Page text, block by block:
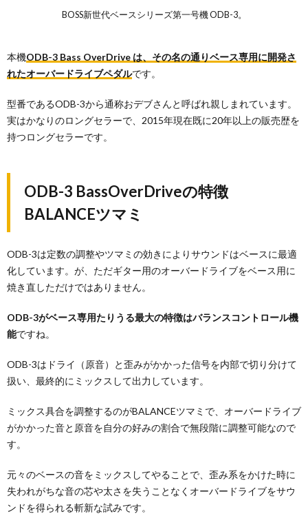
BOSS新世代ベースシリーズ第一号機 ODB-3。
本機ODB-3 Bass OverDrive は、その名の通りベース専用に開発さ
れたオーバードライブペダルです。
型番であるODB-3から通称おデブさんと呼ばれ親しまれています。
実はかなりのロングセラーで、2015年現在既に20年以上の販売歴を
持つロングセラーです。
ODB-3 BassOverDriveの特徴
BALANCEツマミ
ODB-3は定数の調整やツマミの効きによりサウンドはベースに最適
化しています。が、ただギター用のオーバードライブをベース用に
焼き直しただけではありません。
ODB-3がベース専用たりうる最大の特徴はバランスコントロール機
能ですね。
ODB-3はドライ（原音）と歪みがかかった信号を内部で切り分けて
扱い、最終的にミックスして出力しています。
ミックス具合を調整するのがBALANCEツマミで、オーバードライブ
がかかった音と原音を自分の好みの割合で無段階に調整可能なので
す。
元々のベースの音をミックスしてやることで、歪み系をかけた時に
失われがちな音の芯や太さを失うことなくオーバードライブをサウ
ンドを得られる斬新な試みです。